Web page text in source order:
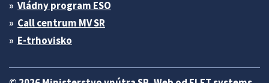
Vládny program ESO
Call centrum MV SR
E-trhovisko